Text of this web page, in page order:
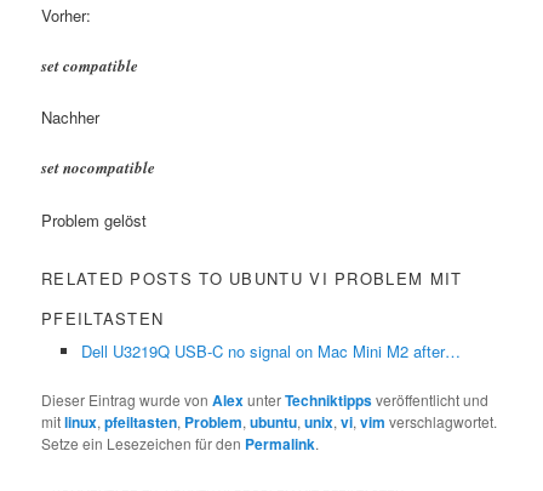
Vorher:
set compatible
Nachher
set nocompatible
Problem gelöst
RELATED POSTS TO UBUNTU VI PROBLEM MIT
PFEILTASTEN
Dell U3219Q USB-C no signal on Mac Mini M2 after…
Dieser Eintrag wurde vonAlexunterTechniktippsveröffentlicht und
mitlinux,pfeiltasten, Problem,ubuntu,unix,vi,vim verschlagwortet.
Setze ein Lesezeichen für den Permalink.